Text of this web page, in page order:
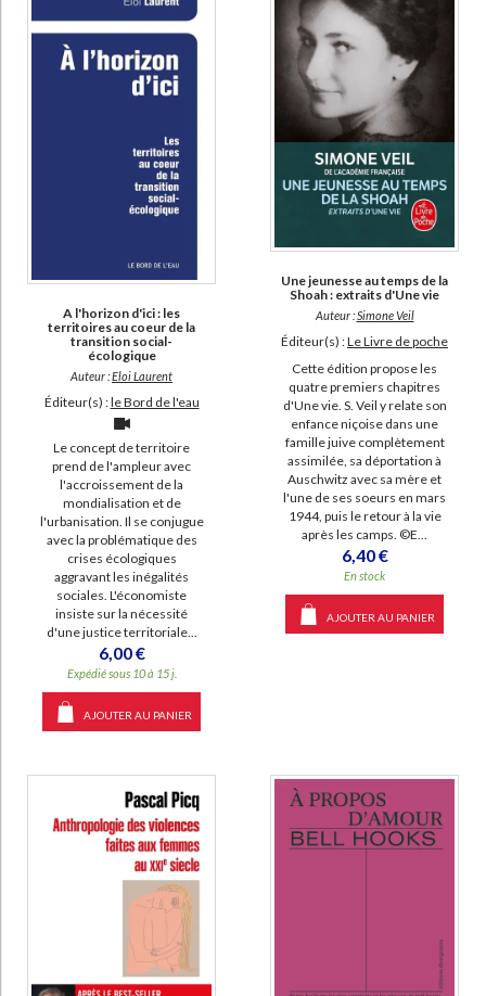
A l'horizon d'ici : les
territoires au coeur de la
transition social-
écologique
Auteur :Eloi Laurent
Éditeur(s) :le Bord de l'eau
Le concept de territoire
prend de l'ampleur avec
l'accroissement de la
mondialisation et de
l'urbanisation. Il se conjugue
avec la problématique des
crises écologiques
aggravant les inégalités
sociales. L'économiste
insiste sur la nécessité
d'une justice territoriale...
6,00 €
Expédié sous 10 à 15 j.
AJOUTER AU PANIER
Une jeunesse au temps de la
Shoah : extraits d'Une vie
Auteur :Simone Veil
Éditeur(s) :Le Livre de poche
Cette édition propose les
quatre premiers chapitres
d'Une vie. S. Veil y relate son
enfance niçoise dans une
famille juive complètement
assimilée, sa déportation à
Auschwitz avec sa mère et
l'une de ses soeurs en mars
1944, puis le retour à la vie
après les camps. ©E...
6,40 €
En stock
AJOUTER AU PANIER